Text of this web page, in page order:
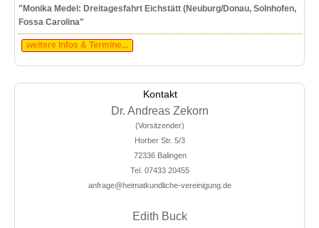
"Monika Medel: Dreitagesfahrt Eichstätt (Neuburg/Donau, Solnhofen,
Fossa Carolina"
weitere Infos & Termine...
Kontakt
Dr. Andreas Zekorn
(Vorsitzender)
Horber Str. 5/3
72336 Balingen
Tel. 07433 20455
anfrage@heimatkundliche-vereinigung.de
Edith Buck